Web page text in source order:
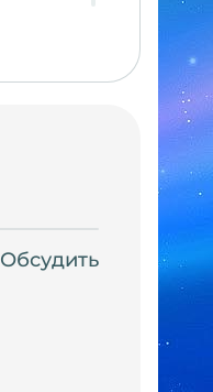
Обсудить